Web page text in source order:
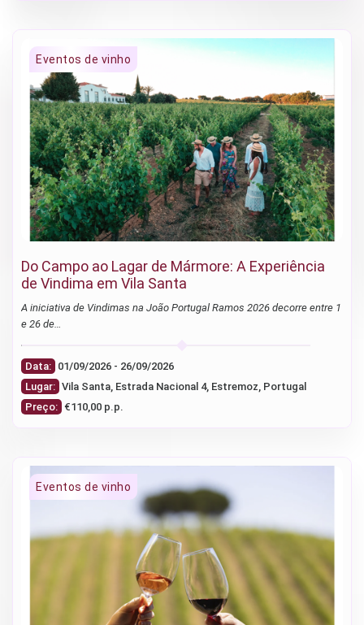
Do Campo ao Lagar de Mármore: A Experiência
de Vindima em Vila Santa
A iniciativa de Vindimas na João Portugal Ramos 2026 decorre entre 1
e 26 de…
Data:
01/09/2026 - 26/09/2026
Lugar:
Vila Santa, Estrada Nacional 4, Estremoz, Portugal
Preço: €110,00 p.p.